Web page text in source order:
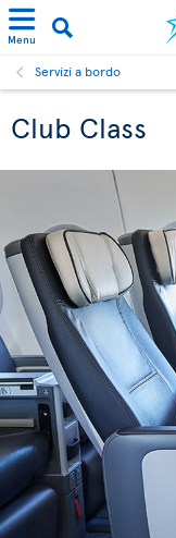
Menu
Servizi a bordo
Club Class